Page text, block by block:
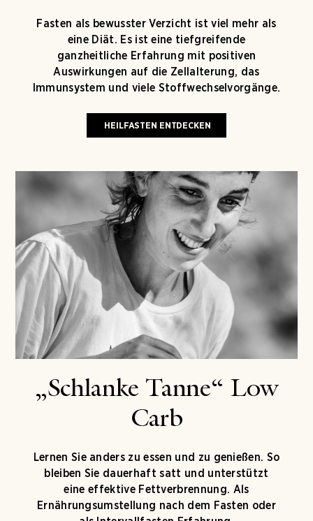
Fasten als bewusster Verzicht ist viel mehr als
eine Diät. Es ist eine tiefgreifende
ganzheitliche Erfahrung mit positiven
Auswirkungen auf die Zellalterung, das
Immunsystem und viele Stoffwechselvorgänge.
HEILFASTEN ENTDECKEN
„Schlanke Tanne“ Low
Carb
Lernen Sie anders zu essen und zu genießen. So
bleiben Sie dauerhaft satt und unterstützt
eine effektive Fettverbrennung. Als
Ernährungsumstellung nach dem Fasten oder